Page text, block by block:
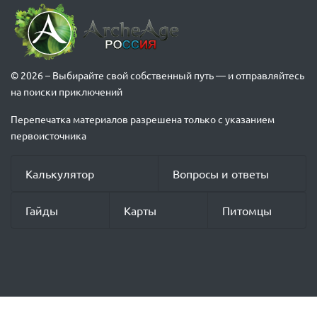
© 2026 – Выбирайте свой собственный путь — и отправляйтесь
на поиски приключений
Перепечатка материалов разрешена только с указанием
первоисточника
Калькулятор Вопросы и ответы
Гайды Карты Питомцы